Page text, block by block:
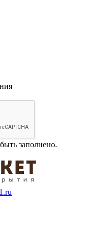
заполнено.